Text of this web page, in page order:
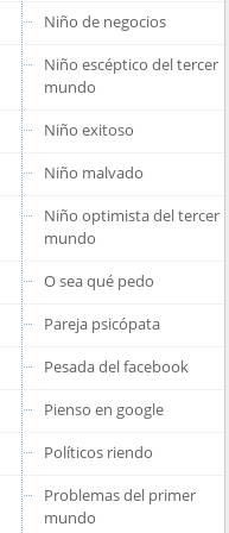
Niño de negocios
Niño escéptico del tercer
mundo
Niño exitoso
Niño malvado
Niño optimista del tercer
mundo
O sea qué pedo
Pareja psicópata
Pesada del facebook
Pienso en google
Políticos riendo
Problemas del primer
mundo